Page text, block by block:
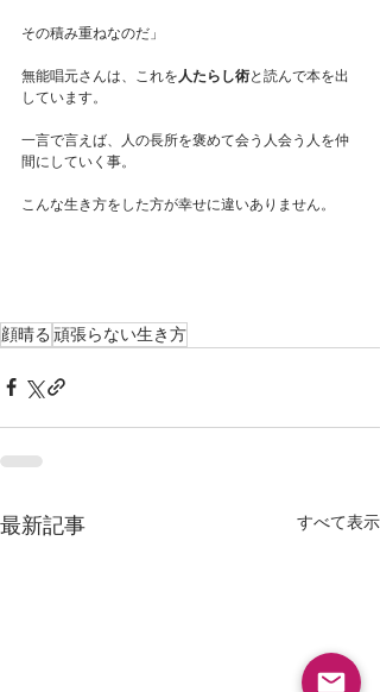
その積み重ねなのだ」
無能唱元さんは、これを 人たらし術と読んで本を出
しています。
一言で言えば、人の長所を褒めて会う人会う人を仲
間にしていく事。
こんな生き方をした方が幸せに違いありません。
顔晴る 頑張らない生き方
最新記事 すべて表示